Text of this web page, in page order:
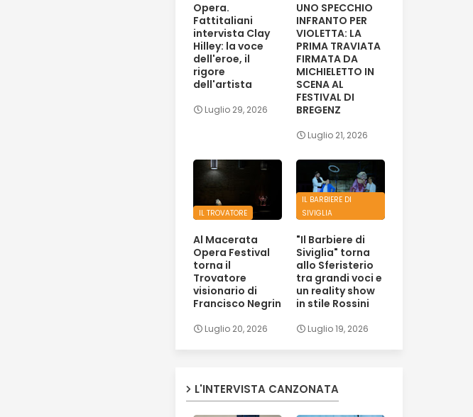
Opera.
Fattitaliani
intervista Clay
Hilley: la voce
dell'eroe, il
rigore
dell'artista
Luglio 29, 2026
UNO SPECCHIO
INFRANTO PER
VIOLETTA: LA
PRIMA TRAVIATA
FIRMATA DA
MICHIELETTO IN
SCENA AL
FESTIVAL DI
BREGENZ
Luglio 21, 2026
IL TROVATORE
Al Macerata
Opera Festival
torna il
Trovatore
visionario di
Francisco Negrin
Luglio 20, 2026
IL BARBIERE DI
SIVIGLIA
"Il Barbiere di
Siviglia" torna
allo Sferisterio
tra grandi voci e
un reality show
in stile Rossini
Luglio 19, 2026
L'INTERVISTA CANZONATA